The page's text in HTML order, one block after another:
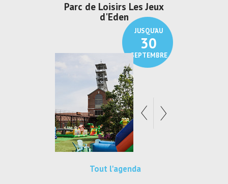
JUSQU'AU
21
SEPTEMBRE
Exposition "Lucien Jonas -
Au pays du charbon ...
Tout l'agenda